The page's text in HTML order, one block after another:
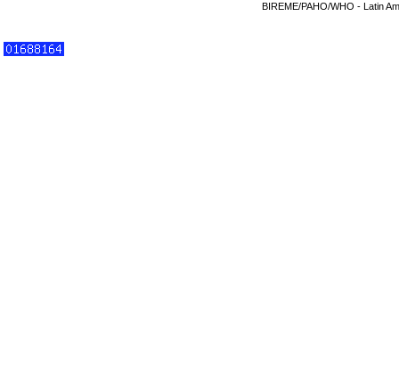
BIREME/PAHO/WHO - Latin